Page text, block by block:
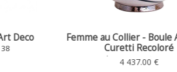
Femme au Collier - Boule Art Deco
Curetti Recoloré
Boule Art Deco Ø 35 - H. 38
4 437.00 €